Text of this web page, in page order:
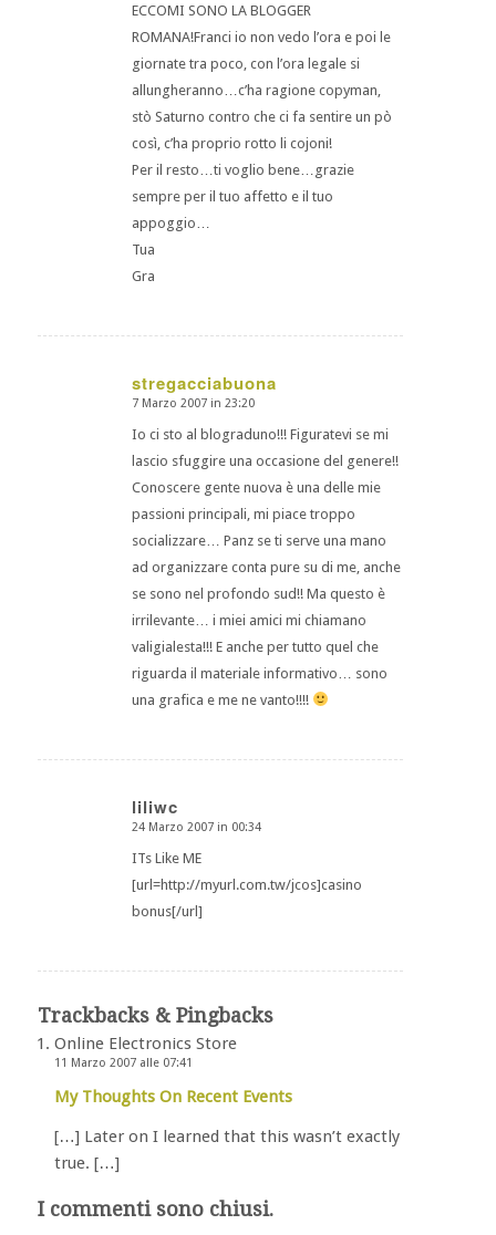
ECCOMI SONO LA BLOGGER
ROMANA!Franci io non vedo l’ora e poi le
giornate tra poco, con l’ora legale si
allungheranno…c’ha ragione copyman,
stò Saturno contro che ci fa sentire un pò
così, c’ha proprio rotto li cojoni!
Per il resto…ti voglio bene…grazie
sempre per il tuo affetto e il tuo
appoggio…
Tua
Gra
stregacciabuona
dice:
7 Marzo 2007 in 23:20
Io ci sto al blograduno!!! Figuratevi se mi
lascio sfuggire una occasione del genere!!
Conoscere gente nuova è una delle mie
passioni principali, mi piace troppo
socializzare… Panz se ti serve una mano
ad organizzare conta pure su di me, anche
se sono nel profondo sud!! Ma questo è
irrilevante… i miei amici mi chiamano
valigialesta!!! E anche per tutto quel che
riguarda il materiale informativo… sono
una grafica e me ne vanto!!!!
liliwc
dice:
24 Marzo 2007 in 00:34
ITs Like ME
[url=http://myurl.com.tw/jcos]casino
bonus[/url]
Trackbacks & Pingbacks
Online Electronics Store
11 Marzo 2007 alle 07:41
My Thoughts On Recent Events
[…] Later on I learned that this wasn’t exactly
true. […]
I commenti sono chiusi.